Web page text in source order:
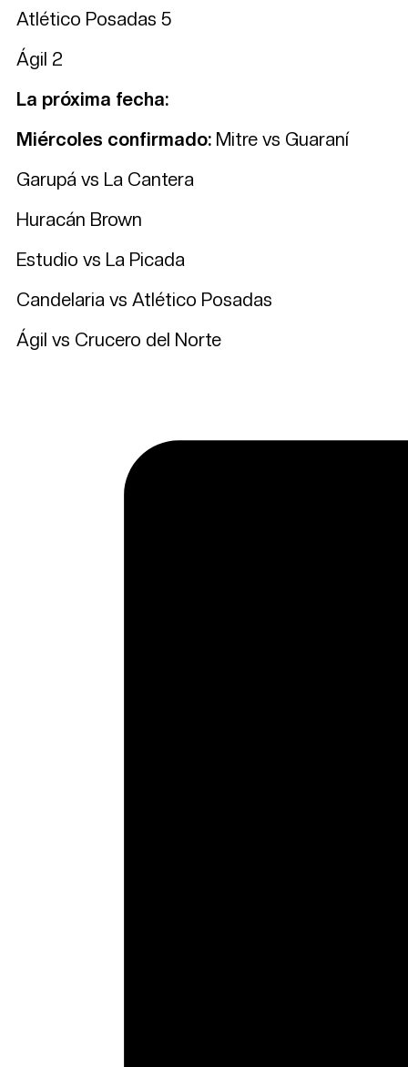
Atlético Posadas 5
Ágil 2
La próxima fecha:
Miércoles confirmado: Mitre vs Guaraní
Garupá vs La Cantera
Huracán Brown
Estudio vs La Picada
Candelaria vs Atlético Posadas
Ágil vs Crucero del Norte